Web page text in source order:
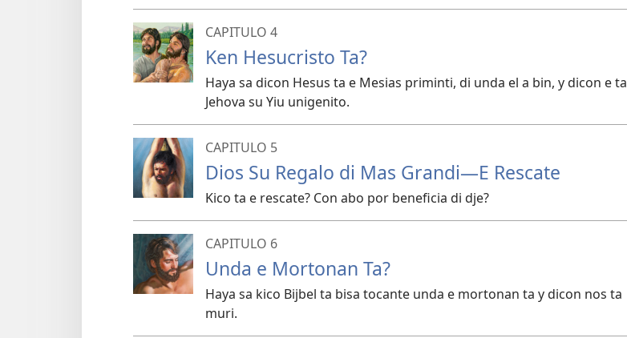
CAPITULO 4
Ken Hesucristo Ta?
Haya sa dicon Hesus ta e Mesias priminti, di unda el a bin, y dicon e ta
Jehova su Yiu unigenito.
CAPITULO 5
Dios Su Regalo di Mas Grandi—E Rescate
Kico ta e rescate? Con abo por beneficia di dje?
CAPITULO 6
Unda e Mortonan Ta?
Haya sa kico Bijbel ta bisa tocante unda e mortonan ta y dicon nos ta
muri.